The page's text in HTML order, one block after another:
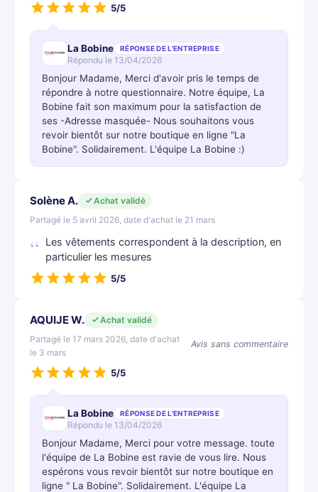
5/5
La Bobine RÉPONSE DE L'ENTREPRISE
Répondu le 13/04/2026
Bonjour Madame, Merci d'avoir pris le temps de
répondre à notre questionnaire. Notre équipe, La
Bobine fait son maximum pour la satisfaction de
ses -Adresse masquée- Nous souhaitons vous
revoir bientôt sur notre boutique en ligne "La
Bobine". Solidairement. L'équipe La Bobine :)
Solène A.
Achat validé
Partagé le 5 avril 2026, date d'achat le 21 mars
Les vêtements correspondent à la description, en
particulier les mesures
5/5
AQUIJE W.
Achat validé
Partagé le 17 mars 2026, date d'achat
le 3 mars
Avis sans commentaire
5/5
La Bobine RÉPONSE DE L'ENTREPRISE
Répondu le 13/04/2026
Bonjour Madame, Merci pour votre message. toute
l'équipe de La Bobine est ravie de vous lire. Nous
espérons vous revoir bientôt sur notre boutique en
ligne " La Bobine". Solidairement. L'équipe La